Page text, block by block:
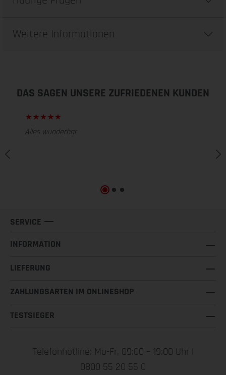
Weitere Informationen
DAS SAGEN UNSERE ZUFRIEDENEN KUNDEN
Alles wunderbar
SERVICE
INFORMATION
LIEFERUNG
ZAHLUNGSARTEN IM ONLINESHOP
TESTSIEGER
Telefonhotline: Mo-Fr, 09:00 – 19:00 Uhr |
0800 55 20 55 0